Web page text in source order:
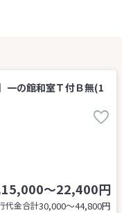
一の館和室Ｔ付Ｂ無(1
15,000～22,400円
代金合計30,000〜44,800円